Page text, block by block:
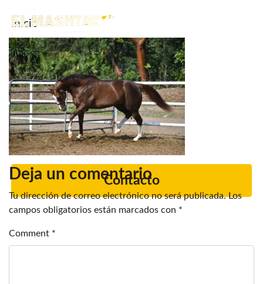
Inicio
Noticias.
Caballos en venta
Servicios
Criadero
Contacto
Main Navigation
Deja un comentario
Tu dirección de correo electrónico no será publicada. Los
campos obligatorios están marcados con *
Comment *